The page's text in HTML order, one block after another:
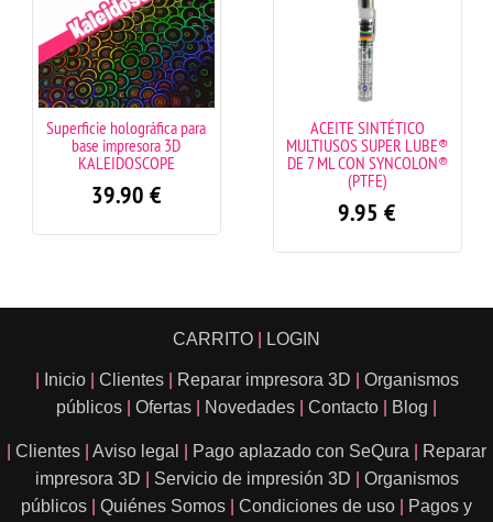
Superficie holográfica para
base impresora 3D
KALEIDOSCOPE
39.90 €
ACEITE SINTÉTICO
MULTIUSOS SUPER LUBE®
DE 7 ML CON SYNCOLON®
(PTFE)
9.95 €
CARRITO LOGIN
Inicio Clientes Reparar impresora 3D
Organismos
públicos
Ofertas Novedades Contacto Blog
Clientes Aviso legal Pago aplazado con SeQura
Reparar
impresora 3D
Servicio de impresión 3D
Organismos
públicos
Quiénes Somos Condiciones de uso
Pagos y